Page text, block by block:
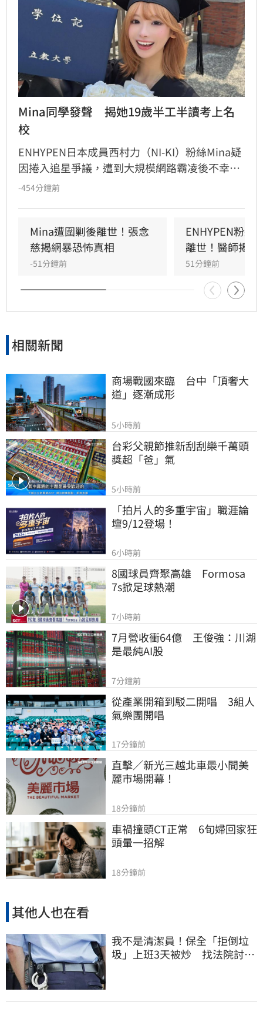
Mina同學發聲　揭她19歲半工半讀考上名
校
ENHYPEN日本成員西村力（NI-KI）粉絲Mina疑
因捲入追星爭議，遭到大規模網路霸凌後不幸離
世，事件持續引發討論。隨著外界關注升高，近
她貼上「素質低」、「認知不足」等標籤，希望
大家能看見真正的她。
-454分鐘前
Mina遭圍剿後離世！張念
慈揭網暴恐怖真相
-51分鐘前
ENHYPEN粉絲
離世！醫師揭警
51分鐘前
相關新聞
商場戰國來臨　台中「頂奢大
道」逐漸成形
5小時前
台彩父親節推新刮刮樂千萬頭
獎超「爸」氣
5小時前
「拍片人的多重宇宙」職涯論
壇9/12登場！
6小時前
8國球員齊聚高雄　Formosa
7s掀足球熱潮
7小時前
7月營收衝64億　王俊強：川湖
是最純AI股
7分鐘前
從產業開箱到駁二開唱　3組人
氣樂團開唱
17分鐘前
直擊／新光三越北車最小間美
麗市場開幕！
18分鐘前
車禍撞頭CT正常　6旬婦回家狂
頭暈一招解
18分鐘前
其他人也在看
我不是清潔員！保全「拒倒垃
圾」上班3天被炒 找法院討公